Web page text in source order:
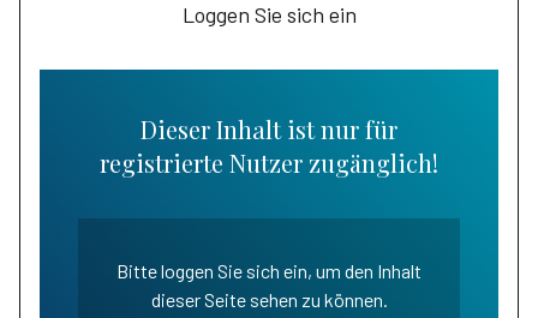
Loggen Sie sich ein
Dieser Inhalt ist nur für
registrierte Nutzer zugänglich!
Bitte loggen Sie sich ein, um den Inhalt
dieser Seite sehen zu können.